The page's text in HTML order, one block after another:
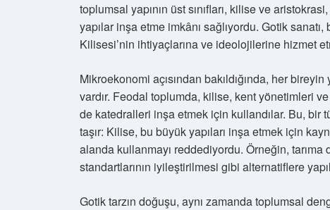
toplumsal yapının üst sınıfları, kilise ve
yapılar inşa etme imkânı sağlıyordu. Gotik
Kilisesi’nin ihtiyaçlarına ve ideolojilerine hizmet
Mikroekonomi açısından bakıldığında, her
vardır. Feodal toplumda, kilise, kent yönetimleri
de katedralleri inşa etmek için kullandılar. Bu, bir
taşır: Kilise, bu büyük yapıları inşa etmek için
alanda kullanmayı reddediyordu. Örneğin, tarıma
standartlarının iyileştirilmesi gibi alternatiflere
Gotik tarzın doğuşu, aynı zamanda toplumsal